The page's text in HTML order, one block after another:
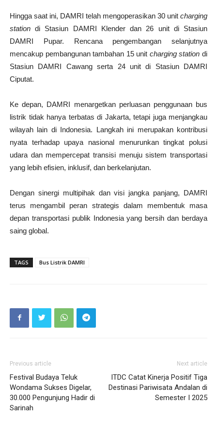
Hingga saat ini, DAMRI telah mengoperasikan 30 unit charging
station di Stasiun DAMRI Klender dan 26 unit di Stasiun
DAMRI Pupar. Rencana pengembangan selanjutnya
mencakup pembangunan tambahan 15 unit charging station di
Stasiun DAMRI Cawang serta 24 unit di Stasiun DAMRI
Ciputat.
Ke depan, DAMRI menargetkan perluasan penggunaan bus
listrik tidak hanya terbatas di Jakarta, tetapi juga menjangkau
wilayah lain di Indonesia. Langkah ini merupakan kontribusi
nyata terhadap upaya nasional menurunkan tingkat polusi
udara dan mempercepat transisi menuju sistem transportasi
yang lebih efisien, inklusif, dan berkelanjutan.
Dengan sinergi multipihak dan visi jangka panjang, DAMRI
terus mengambil peran strategis dalam membentuk masa
depan transportasi publik Indonesia yang bersih dan berdaya
saing global.
TAGS Bus Listrik DAMRI
Previous article
Festival Budaya Teluk
Wondama Sukses Digelar,
30.000 Pengunjung Hadir di
Sarinah
Next article
ITDC Catat Kinerja Positif Tiga
Destinasi Pariwisata Andalan di
Semester I 2025